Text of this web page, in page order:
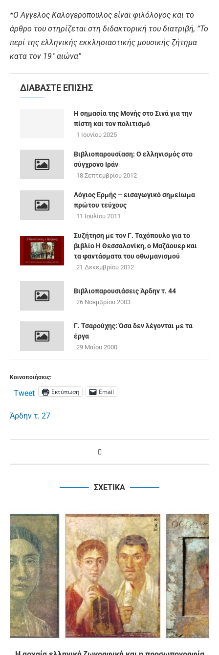
*Ο Αγγελος Καλογεροπουλος είναι φιλόλογος και το
άρθρο του στηρίζεται στη διδακτορική του διατριβή, “Το
περί της ελληνικής εκκλησιαστικής μουσικής ζήτημα
κατα τον 19° αιώνα”
ΔΙΑΒΑΣΤΕ ΕΠΙΣΗΣ
Η σημασία της Μονής στο Σινά για την
πίστη και τον πολιτισμό
1 Ιουνίου 2025
Βιβλιοπαρουσίαση: Ο ελληνισμός στο
σύγχρονο Ιράν
18 Σεπτεμβρίου 2012
Λόγιος Ερμής – εισαγωγικό σημείωμα
πρώτου τεύχους
11 Ιουλίου 2011
Συζήτηση με τον Γ. Ταχόπουλο για το
βιβλίο Η Θεσσαλονίκη, ο Μαζάουερ και
τα φαντάσματα του οθωμανισμού
21 Δεκεμβρίου 2012
Βιβλιοπαρουσιάσεις Άρδην τ. 44
26 Νοεμβρίου 2003
Γ. Τσαρούχης: Όσα δεν λέγονται με τα
έργα
29 Μαΐου 2000
Κοινοποιήσεις:
Tweet Εκτύπωση Email
Άρδην τ. 27
ΣΧΕΤΙΚΑ